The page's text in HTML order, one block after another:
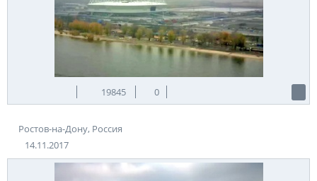
19845 0
Ростов-на-Дону, Россия
14.11.2017